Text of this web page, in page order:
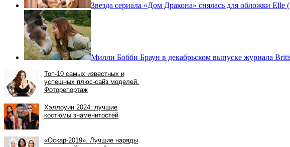
Звезда сериала «Дом Дракона» снялась для обложки
Милли Бобби Браун в декабрьском выпуске журнала